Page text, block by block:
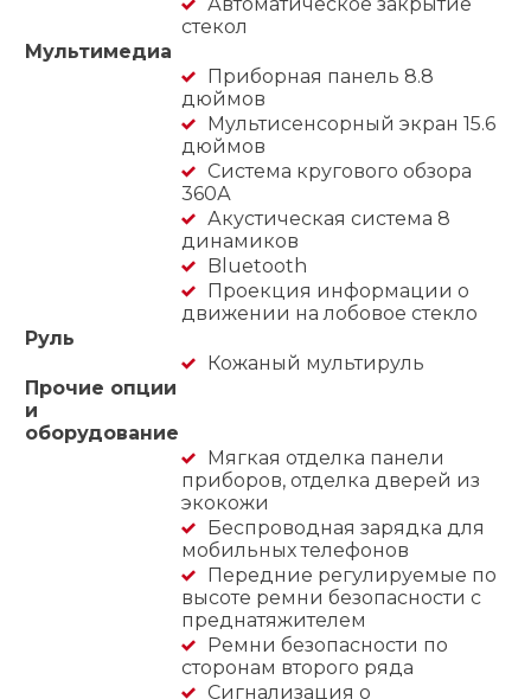
стекол
Мультимедиа
Приборная панель 8.8
дюймов
Мультисенсорный экран 15.6
дюймов
Система кругового обзора
360А
Акустическая система 8
динамиков
Bluetooth
Проекция информации о
движении на лобовое стекло
Руль
Кожаный мультируль
Прочие опции
и
оборудование
Мягкая отделка панели
приборов, отделка дверей из
экокожи
Беспроводная зарядка для
мобильных телефонов
Передние регулируемые по
высоте ремни безопасности с
преднатяжителем
Ремни безопасности по
сторонам второго ряда
Сигнализация о